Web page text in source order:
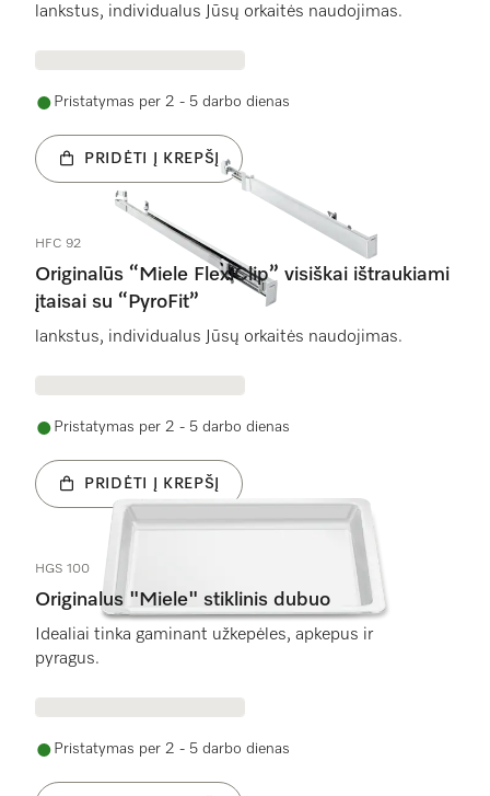
lankstus, individualus Jūsų orkaitės naudojimas.
Pristatymas per 2 - 5 darbo dienas
PRIDĖTI Į KREPŠĮ
HFC 92
Originalūs “Miele FlexiClip” visiškai ištraukiami
įtaisai su “PyroFit”
lankstus, individualus Jūsų orkaitės naudojimas.
Pristatymas per 2 - 5 darbo dienas
PRIDĖTI Į KREPŠĮ
HGS 100
Originalus "Miele" stiklinis dubuo
Idealiai tinka gaminant užkepėles, apkepus ir
pyragus.
Pristatymas per 2 - 5 darbo dienas